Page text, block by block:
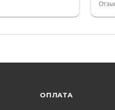
после
ОПЛАТА